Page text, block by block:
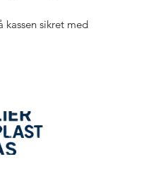
kassen sikret med